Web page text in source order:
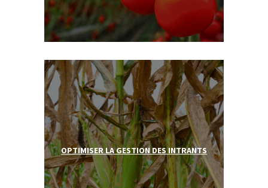
OPTIMISER LA GESTION DES INTRANTS